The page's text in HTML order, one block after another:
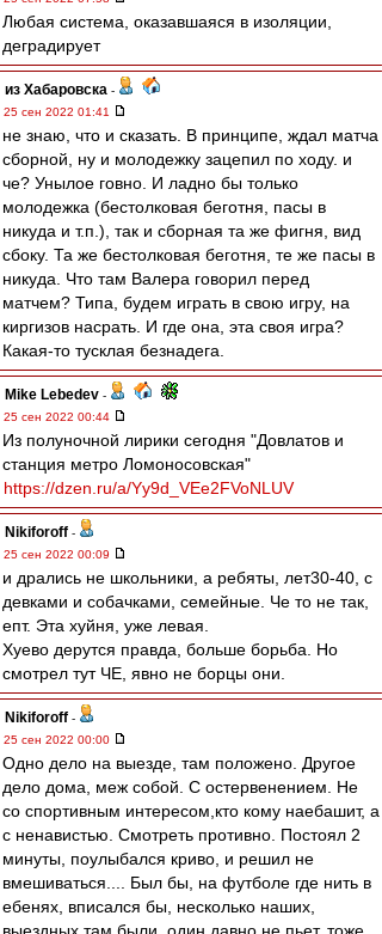
Любая система, оказавшаяся в изоляции,
деградирует
из Хабаровска -
25 сен 2022 01:41
не знаю, что и сказать. В принципе, ждал матча
сборной, ну и молодежку зацепил по ходу. и
че? Унылое говно. И ладно бы только
молодежка (бестолковая беготня, пасы в
никуда и т.п.), так и сборная та же фигня, вид
сбоку. Та же бестолковая беготня, те же пасы в
никуда. Что там Валера говорил перед
матчем? Типа, будем играть в свою игру, на
киргизов насрать. И где она, эта своя игра?
Какая-то тусклая безнадега.
Mike Lebedev -
25 сен 2022 00:44
Из полуночной лирики сегодня "Довлатов и
станция метро Ломоносовская"
https://dzen.ru/a/Yy9d_VEe2FVoNLUV
Nikiforoff -
25 сен 2022 00:09
и дрались не школьники, а ребяты, лет30-40, с
девками и собачками, семейные. Че то не так,
епт. Эта хуйня, уже левая.
Хуево дерутся правда, больше борьба. Но
смотрел тут ЧЕ, явно не борцы они.
Nikiforoff -
25 сен 2022 00:00
Одно дело на выезде, там положено. Другое
дело дома, меж собой. С остервенением. Не
со спортивным интересом,кто кому наебашит, а
с ненавистью. Смотреть противно. Постоял 2
минуты, поулыбался криво, и решил не
вмешиваться.... Был бы, на футболе где нить в
ебенях, вписался бы, несколько наших,